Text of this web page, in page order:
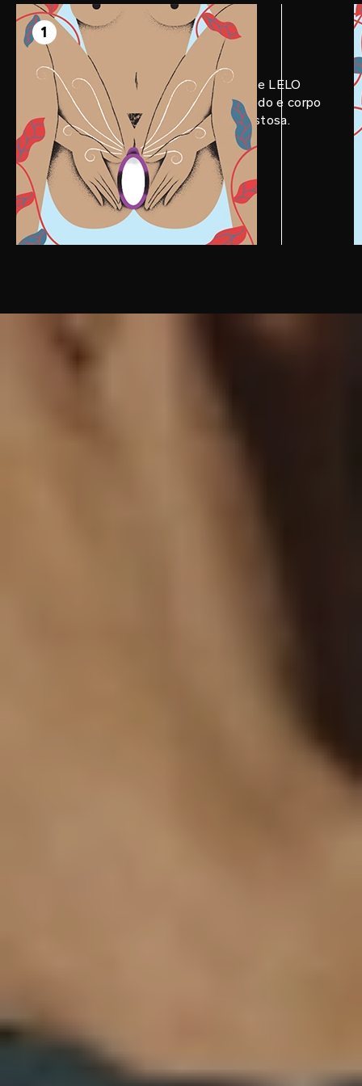
1
PASSO 1
Prepare
Aplique uma quantidade generosa de LELO
Personal Moisturizer no seu brinquedo e corpo
para uma experiência ainda mais gostosa.